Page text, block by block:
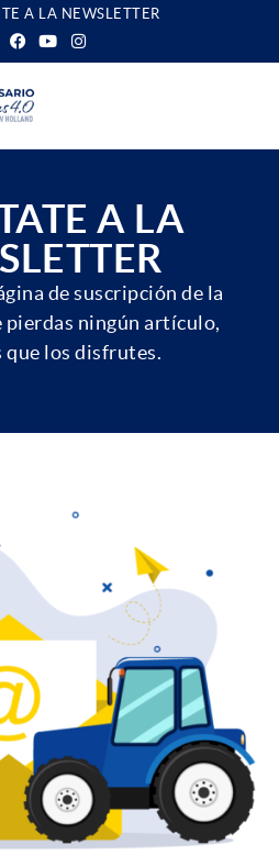
A LA NEWSLETTER
A LA
de suscripción de la
ningún artículo,
que los disfrutes.